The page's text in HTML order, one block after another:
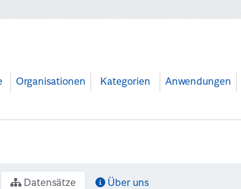
Organisationen Kategorien Anwendungen
Datensätze Über uns